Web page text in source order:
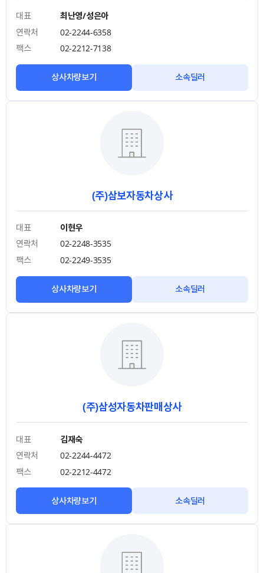
대표
최난영/성은아
연락처
02-2244-6358
팩스
02-2212-7138
상사차량보기 소속딜러
(주)삼보자동차상사
대표
이현우
연락처
02-2248-3535
팩스
02-2249-3535
상사차량보기 소속딜러
(주)삼성자동차판매상사
대표
김재숙
연락처
02-2244-4472
팩스
02-2212-4472
상사차량보기 소속딜러